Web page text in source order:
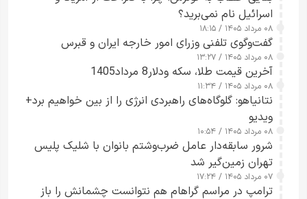
اسرائیل نام نمی‌برید؟
۰۸ مرداد ۱۴۰۵ / ۱۸:۱۵
گفت‌وگوی تلفنی وزرای امور خارجه ایران و قبرس
۰۸ مرداد ۱۴۰۵ / ۱۳:۲۷
آخرین قیمت طلا، سکه ودلار8 مرداد1405
۰۸ مرداد ۱۴۰۵ / ۱۱:۳۴
نتانیاهو: گلوگاه‌های راهبردی انرژی را از بین خواهیم برد+
ویدیو
۰۸ مرداد ۱۴۰۵ / ۱۰:۵۴
شرور سابقه‌دار عامل ضرب‌وشتم بانوان با شلیک پلیس
تهران زمین‌گیر شد
۰۷ مرداد ۱۴۰۵ / ۱۷:۲۴
ترامپ در مراسم گراهام هم نتوانست چشمانش را باز